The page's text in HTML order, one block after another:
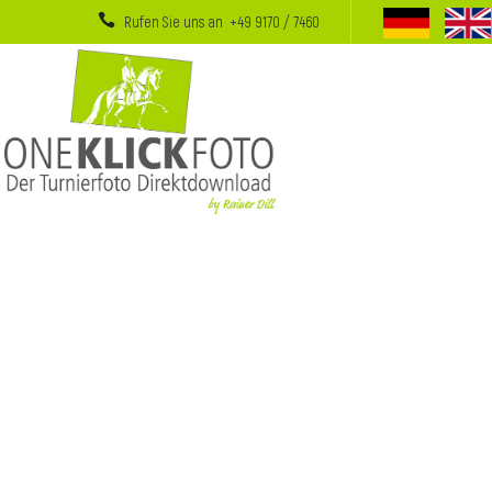
Rufen Sie uns an +49 9170 / 7460